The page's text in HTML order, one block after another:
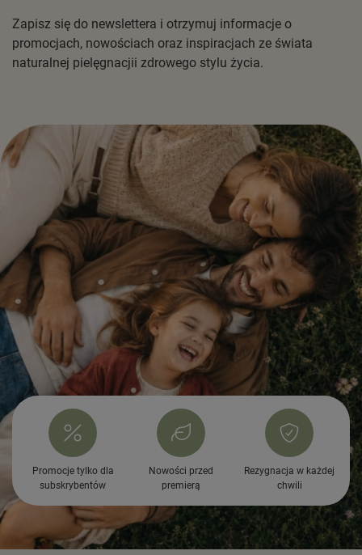
Zapisz się do newslettera i otrzymuj informacje o
promocjach, nowościach oraz inspiracjach ze świata
naturalnej pielęgnacjii zdrowego stylu życia.
Promocje tylko dla
subskrybentów
Nowości przed
premierą
Rezygnacja w każdej
chwili